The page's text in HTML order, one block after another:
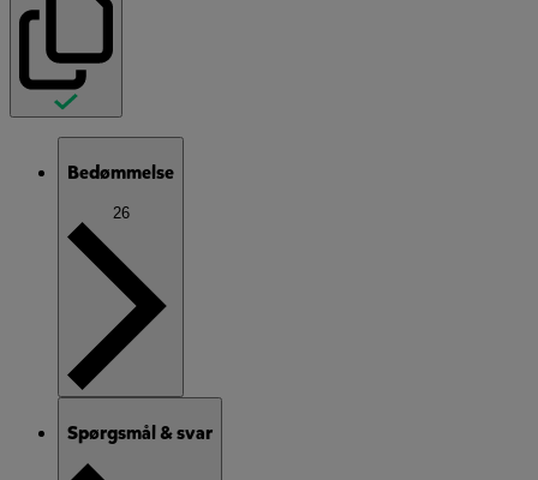
Bedømmelse
26
Spørgsmål & svar